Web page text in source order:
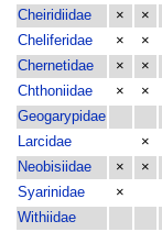
Cheiridiidae
× ×
Cheliferidae
× ×
Chernetidae
× ×
Chthoniidae
× ×
Geogarypidae
Larcidae
×
Neobisiidae
× ×
Syarinidae
×
Withiidae